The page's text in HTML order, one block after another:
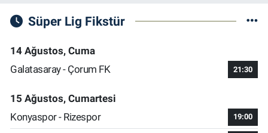
Süper Lig Fikstür
14 Ağustos, Cuma
Galatasaray - Çorum FK
21:30
15 Ağustos, Cumartesi
Konyaspor - Rizespor
19:00